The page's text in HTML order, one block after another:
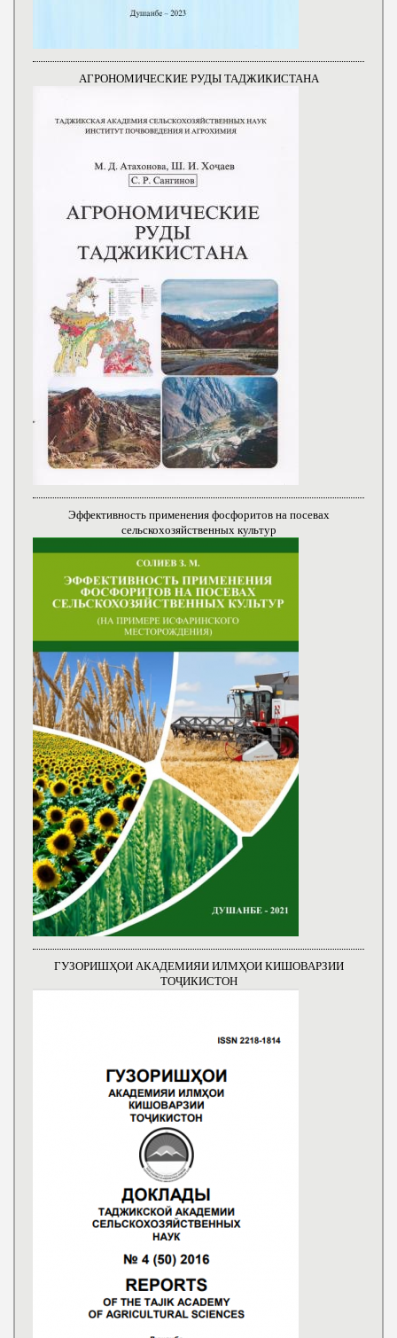
АГРОНОМИЧЕСКИЕ РУДЫ ТАДЖИКИСТАНА
Эффективность применения фосфоритов на посевах
сельскохозяйственных культур
ГУЗОРИШҲОИ АКАДЕМИЯИ ИЛМҲОИ КИШОВАРЗИИ
ТОҶИКИСТОН